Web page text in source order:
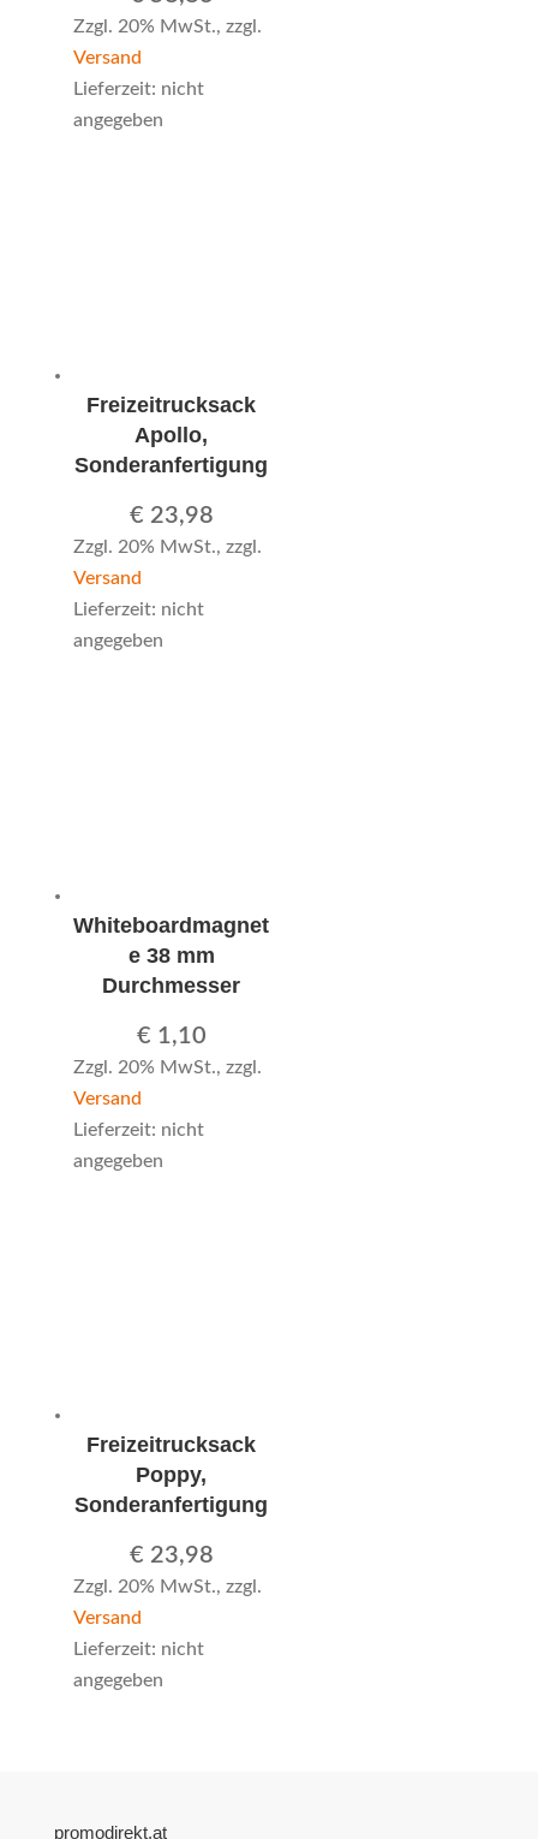
Zzgl. 20% MwSt., zzgl.
Versand
Lieferzeit: nicht
angegeben
Freizeitrucksack
Apollo,
Sonderanfertigung
€ 23,98
Zzgl. 20% MwSt., zzgl.
Versand
Lieferzeit: nicht
angegeben
Whiteboardmagnet
e 38 mm
Durchmesser
€ 1,10
Zzgl. 20% MwSt., zzgl.
Versand
Lieferzeit: nicht
angegeben
Freizeitrucksack
Poppy,
Sonderanfertigung
€ 23,98
Zzgl. 20% MwSt., zzgl.
Versand
Lieferzeit: nicht
angegeben
promodirekt.at